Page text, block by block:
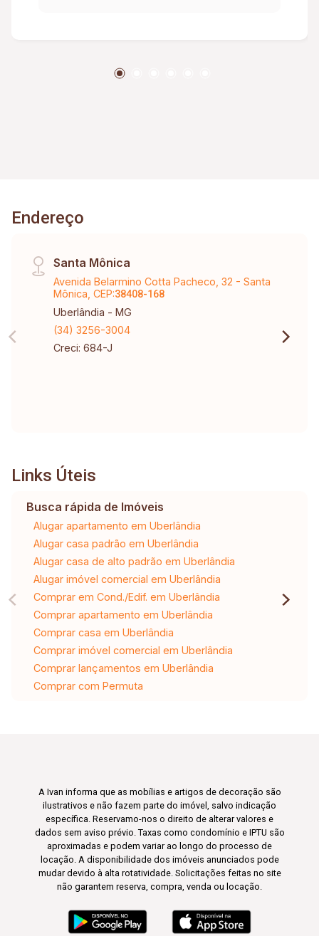
Endereço
Santa Mônica
Avenida Belarmino Cotta Pacheco, 32 - Santa
Mônica, CEP:38408-168
Uberlândia - MG
(34) 3256-3004
Creci: 684-J
Links Úteis
Busca rápida de Imóveis
Alugar apartamento em Uberlândia
Alugar casa padrão em Uberlândia
Alugar casa de alto padrão em Uberlândia
Alugar imóvel comercial em Uberlândia
Comprar em Cond./Edif. em Uberlândia
Comprar apartamento em Uberlândia
Comprar casa em Uberlândia
Comprar imóvel comercial em Uberlândia
Comprar lançamentos em Uberlândia
Comprar com Permuta
A Ivan informa que as mobílias e artigos de decoração são
ilustrativos e não fazem parte do imóvel, salvo indicação
específica. Reservamo-nos o direito de alterar valores e
dados sem aviso prévio. Taxas como condomínio e IPTU são
aproximadas e podem variar ao longo do processo de
locação. A disponibilidade dos imóveis anunciados pode
mudar devido à alta rotatividade. Solicitações feitas no site
não garantem reserva, compra, venda ou locação.